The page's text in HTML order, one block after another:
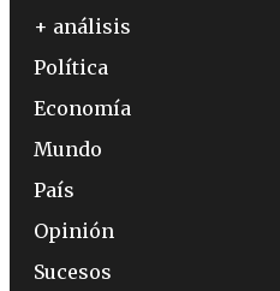
+ análisis
Política
Economía
Mundo
País
Opinión
Sucesos